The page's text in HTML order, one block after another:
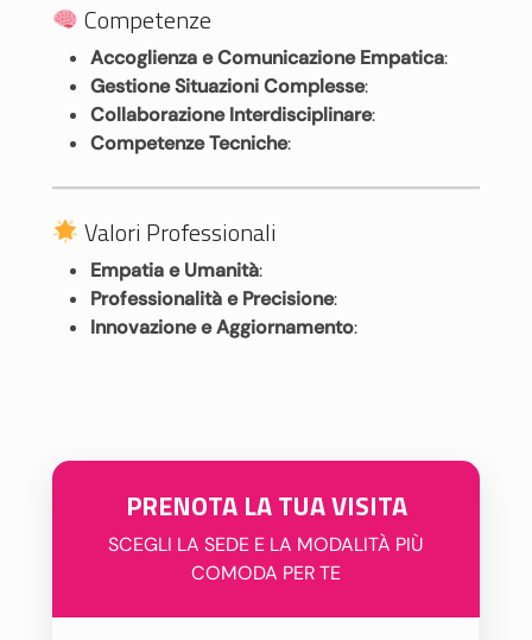
Competenze
Accoglienza e Comunicazione Empatica:
Gestione Situazioni Complesse:
Collaborazione Interdisciplinare:
Competenze Tecniche:
Valori Professionali
Empatia e Umanità:
Professionalità e Precisione:
Innovazione e Aggiornamento:
PRENOTA LA TUA VISITA
SCEGLI LA SEDE E LA MODALITÀ PIÙ
COMODA PER TE